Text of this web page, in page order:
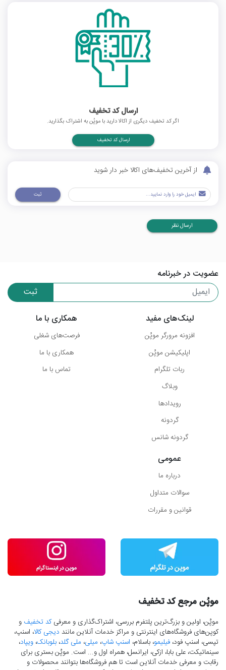
ارسال کد تخفیف
اگر کد تخفیف دیگری از اکالا دارید با موپُن به اشتراک بگذارید.
ارسال کد تخفیف
از آخرین تخفیف‌های اکالا خبر دار شوید
ثبت
ارسال نظر
عضویت در خبرنامه
ثبت
لینک‌های مفید
افزونه مرورگر موپُن
اپلیکیشن موپُن
ربات تلگرام
وبلاگ
رویدادها
گردونه
گردونه شانس
همکاری با ما
فرصت‌های شغلی
همکاری با ما
تماس با ما
عمومی
درباره ما
سوالات متداول
قوانین و مقررات
موپُن مرجع کد تخفیف
موپُن، اولین و بزرگ‌ترین پلتفرم بررسی، اشتراک‌گذاری و معرفیکد تخفیف و
کوپن‌های فروشگاه‌های اینترنتی و مراکز خدمات آنلاین مانند دیجی کالا، اسنپ،
تپسی، اسنپ فود، فیلیمو، باسلام، اسنپ شاپ، میلی، ملی گلد، بلوبانک، ویپاد،
سینماتیکت، علی بابا، ازکی، ایرانسل، همراه اول و... است. موپُن بستری برای
رقابت و معرفی خدمات آنلاین است تا هم فروشگاه‌ها بتوانند محصولات و